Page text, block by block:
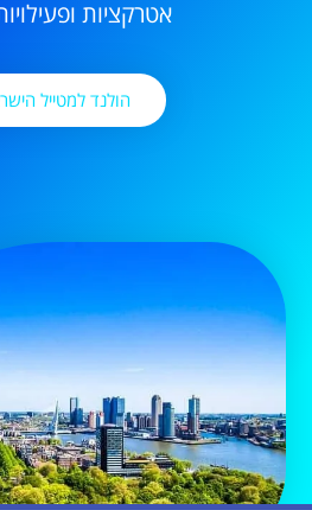
אטרקציות
הולנד למטייל